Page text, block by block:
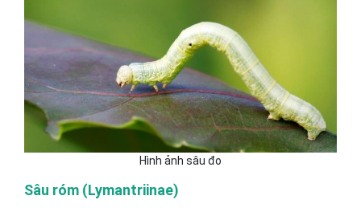
Hình ảnh sâu đo
Sâu róm (Lymantriinae)